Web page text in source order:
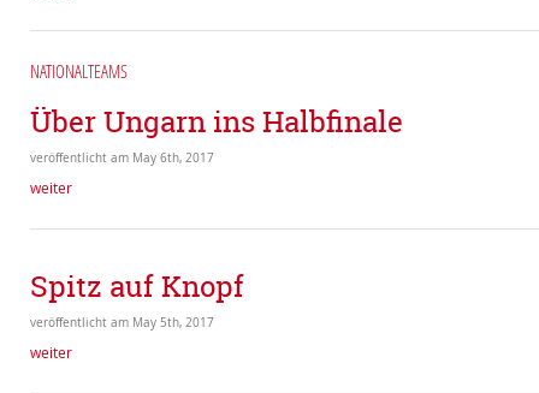
NATIONALTEAMS
Über Ungarn ins Halbfinale
veröffentlicht am May 6th, 2017
weiter
Spitz auf Knopf
veröffentlicht am May 5th, 2017
weiter